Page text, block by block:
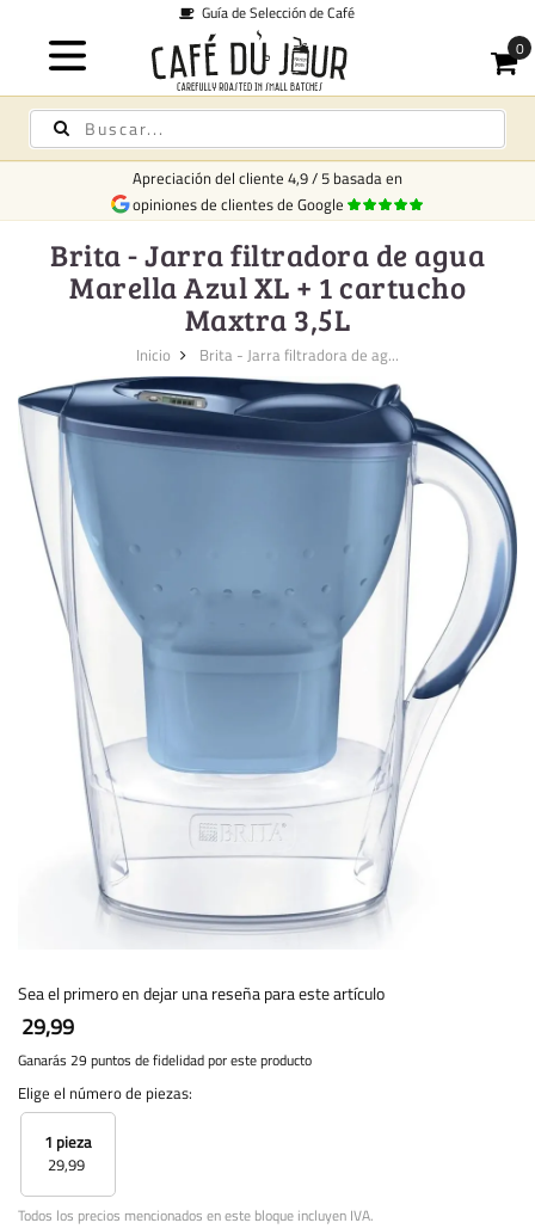
Apreciación del cliente 4,9/5 basada en
opiniones de clientes de Google
Brita - Jarra filtradora de agua
Marella Azul XL + 1 cartucho
Maxtra 3,5L
Inicio Brita - Jarra filtradora de ag...
Sea el primero en dejar una reseña para este artículo
29,99
Ganarás 29 puntos de fidelidad por este producto
Elige el número de piezas:
1 pieza
29,99
Todos los precios mencionados en este bloque incluyen IVA.